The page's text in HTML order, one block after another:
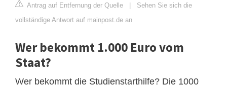
Antrag auf Entfernung der Quelle | Sehen Sie sich die
vollständige Antwort auf mainpost.de an
Wer bekommt 1.000 Euro vom
Staat?
Wer bekommt die Studienstarthilfe? Die 1000